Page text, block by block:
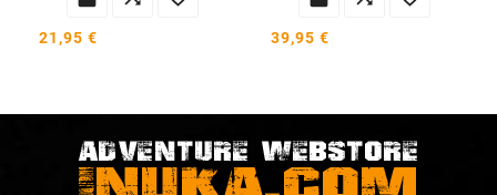
21,95 € 39,95 €